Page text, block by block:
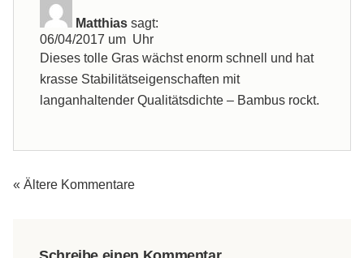
Matthias sagt:
06/04/2017 um Uhr
Dieses tolle Gras wächst enorm schnell und hat
krasse Stabilitätseigenschaften mit
langanhaltender Qualitätsdichte – Bambus rockt.
« Ältere Kommentare